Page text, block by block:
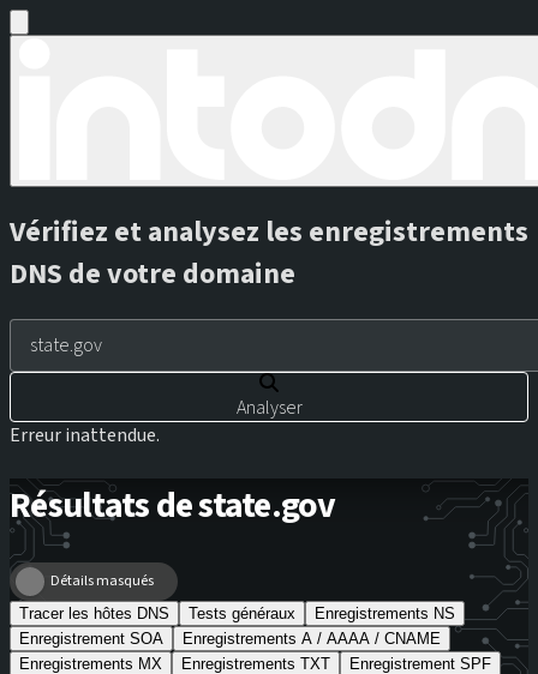
Vérifiez et analysez les enregistrements
DNS de votre domaine
Analyser
Erreur inattendue.
Résultats de state.gov
Détails masqués
Tracer les hôtes DNS Tests généraux
Enregistrements NS
Enregistrement SOA
Enregistrements A / AAAA / CNAME
Enregistrements MX
Enregistrements TXT
Enregistrement SPF